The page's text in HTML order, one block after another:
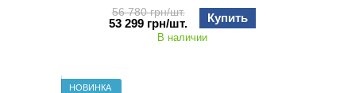
56 780 грн/шт.
53 299 грн/шт. Купить
В наличии
Подарок
НОВИНКА